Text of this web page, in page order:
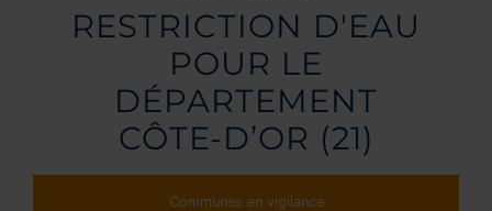
RESTRICTION D'EAU
POUR LE
DÉPARTEMENT
CÔTE-D’OR (21)
Communes en vigilance